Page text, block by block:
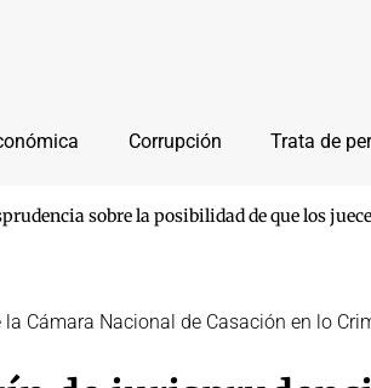
Corrupción Trata de
sobre la posibilidad de que los
Cámara Nacional de Casación en lo